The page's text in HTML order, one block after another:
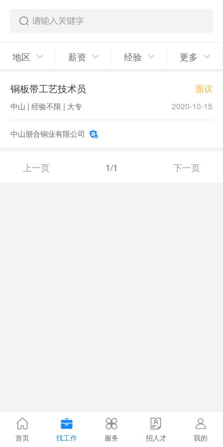
地区 薪资 经验 更多
铜板带工艺技术员 面议
中山 | 经验不限 | 大专 2020-10-15
中山朋合铜业有限公司
上一页 1/1 下一页
首页 找工作 服务 招人才 我的